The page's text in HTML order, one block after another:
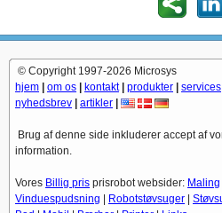
© Copyright 1997-2026 Microsys
hjem
om os kontakt produkter services
nyhedsbrev
artikler
Brug af denne side inkluderer accept af
information.
Vores Billig pris prisrobot websider: Maling
Vinduespudsning
Robotstøvsuger